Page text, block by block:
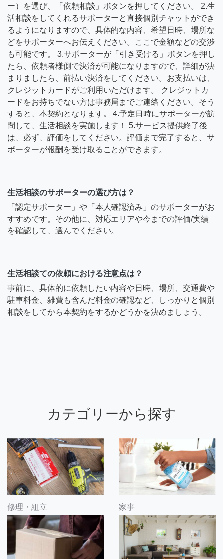
ー）を選び、「依頼相談」ボタンを押してください。 2.生
活相談をしてくれるサポーターと直接個別チャットができ
るようになりますので、具体的な内容、希望日時、場所な
どをサポーターへお伝えください。ここで金額などの交渉
も可能です。 3.サポーターが「引き受ける」ボタンを押し
たら、依頼者様側で決済が可能になりますので、詳細が決
まりましたら、前払い決済をしてください。お支払いは、
クレジットカードがご利用いただけます。 クレジットカ
ードをお持ちでない方は事務局までご連絡ください。そう
すると、本契約となります。 4.予定日時にサポーターが訪
問して、生活相談を実施します！ 5.サービス提供終了後
は、必ず、評価をしてください。評価まで完了すると、サ
ポーターが報酬を受け取ることができます。
生活相談のサポーターの選び方は？
「認定サポーター」や「本人確認済み」のサポーターがお
すすめです。その他に、対応エリアや今までの評価/実績
を確認して、選んでください。
生活相談ての依頼における注意点は？
事前に、具体的に依頼したい内容や日時、場所、交通費や
駐車料金、雑費も含んだ料金の確認など、しっかりと個別
相談をしてから本契約をするかどうかを決めましょう。
カテゴリーから探す
修理・組立 家事